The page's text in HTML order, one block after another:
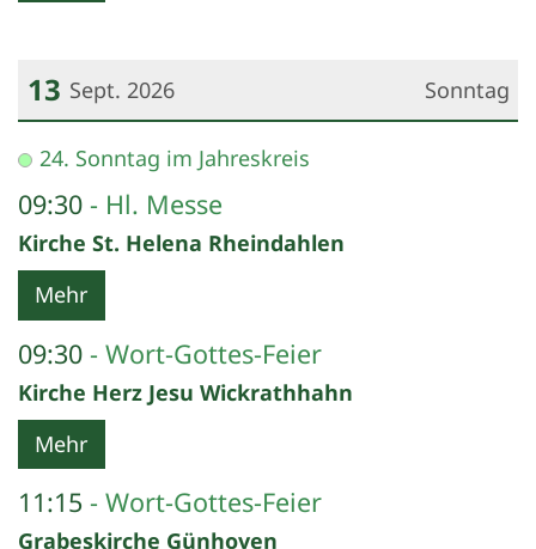
Sonntag
13 Sept. 2026
Datum: 13. September 2026
24. Sonntag im Jahreskreis
09:30 Hl. Messe
Kirche St. Helena Rheindahlen
Mehr
09:30 Wort-Gottes-Feier
Kirche Herz Jesu Wickrathhahn
Mehr
11:15 Wort-Gottes-Feier
Grabeskirche Günhoven